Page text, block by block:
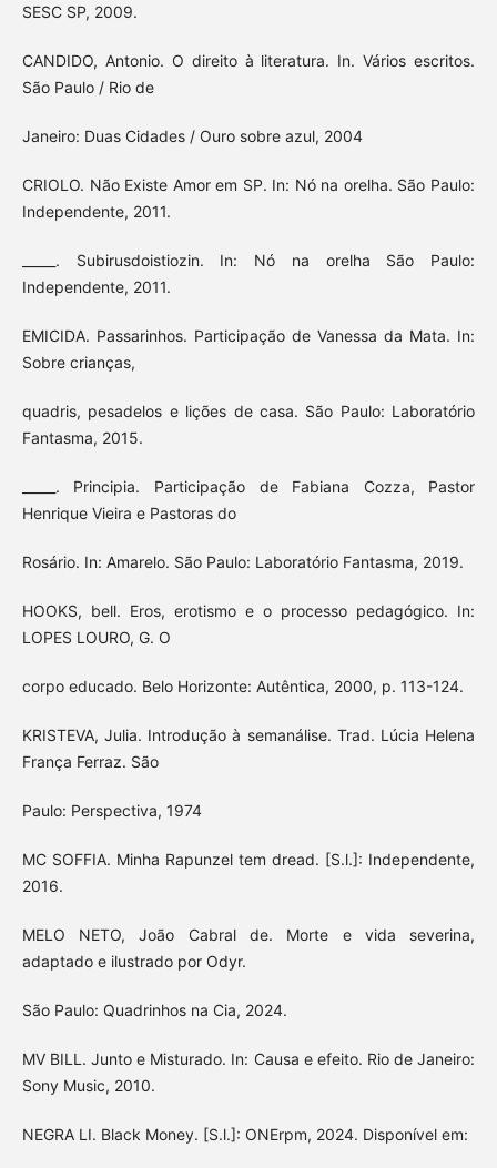
SESC SP, 2009.
CANDIDO, Antonio. O direito à literatura. In. Vários escritos.
São Paulo / Rio de
Janeiro: Duas Cidades / Ouro sobre azul, 2004
CRIOLO. Não Existe Amor em SP. In: Nó na orelha. São Paulo:
Independente, 2011.
_____. Subirusdoistiozin. In: Nó na orelha São Paulo:
Independente, 2011.
EMICIDA. Passarinhos. Participação de Vanessa da Mata. In:
Sobre crianças,
quadris, pesadelos e lições de casa. São Paulo: Laboratório
Fantasma, 2015.
_____. Principia. Participação de Fabiana Cozza, Pastor
Henrique Vieira e Pastoras do
Rosário. In: Amarelo. São Paulo: Laboratório Fantasma, 2019.
HOOKS, bell. Eros, erotismo e o processo pedagógico. In:
LOPES LOURO, G. O
corpo educado. Belo Horizonte: Autêntica, 2000, p. 113-124.
KRISTEVA, Julia. Introdução à semanálise. Trad. Lúcia Helena
França Ferraz. São
Paulo: Perspectiva, 1974
MC SOFFIA. Minha Rapunzel tem dread. [S.l.]: Independente,
2016.
MELO NETO, João Cabral de. Morte e vida severina,
adaptado e ilustrado por Odyr.
São Paulo: Quadrinhos na Cia, 2024.
MV BILL. Junto e Misturado. In: Causa e efeito. Rio de Janeiro:
Sony Music, 2010.
NEGRA LI. Black Money. [S.l.]: ONErpm, 2024. Disponível em: